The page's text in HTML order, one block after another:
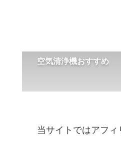
空気清浄機おすすめ
当サイトではアフ